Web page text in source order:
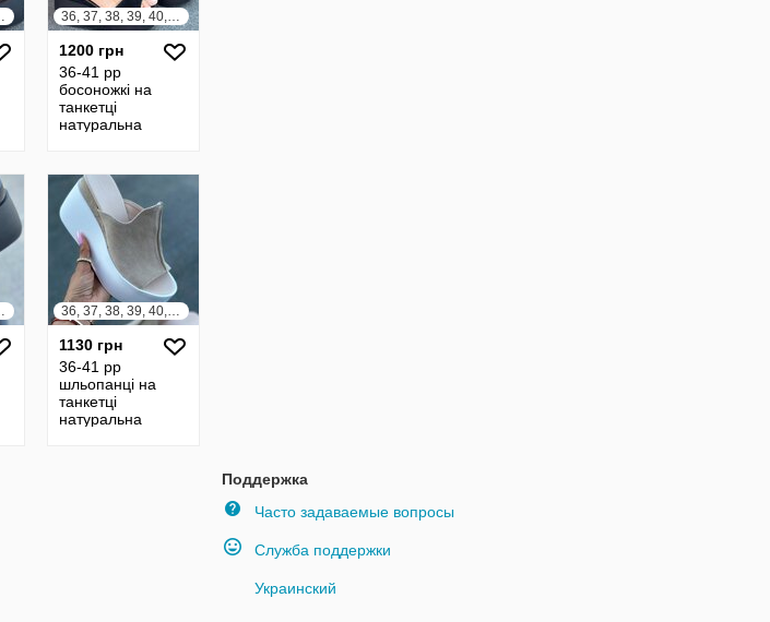
41 36, 37, 38, 39, 40, 41
1200 грн
36-41 рр
босоножкі на
танкетці
натуральна
шоколад,
бежевий,
капучино
41 36, 37, 38, 39, 40, 41
1130 грн
36-41 рр
шльопанці на
танкетці
натуральна
Поддержка
Часто задаваемые вопросы
Служба поддержки
Украинский